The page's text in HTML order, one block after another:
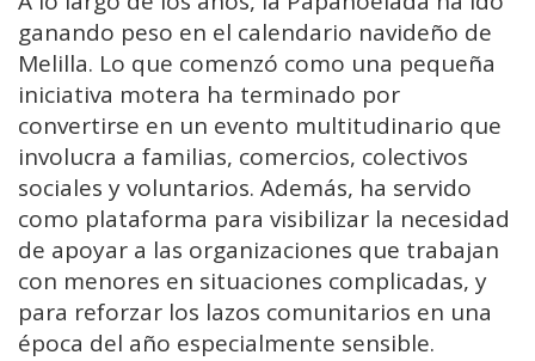
ganando peso en el calendario navideño de
Melilla. Lo que comenzó como una pequeña
iniciativa motera ha terminado por
convertirse en un evento multitudinario que
involucra a familias, comercios, colectivos
sociales y voluntarios. Además, ha servido
como plataforma para visibilizar la necesidad
de apoyar a las organizaciones que trabajan
con menores en situaciones complicadas, y
para reforzar los lazos comunitarios en una
época del año especialmente sensible.